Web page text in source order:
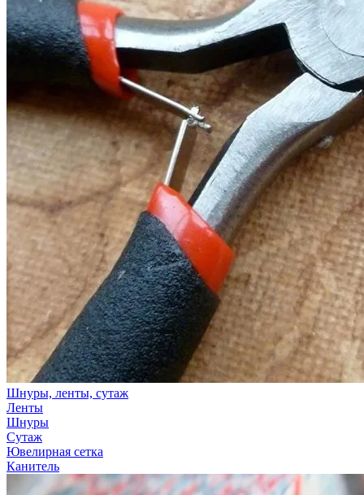
Шнуры, ленты, сутаж
Ленты
Шнуры
Сутаж
Ювелирная сетка
Канитель